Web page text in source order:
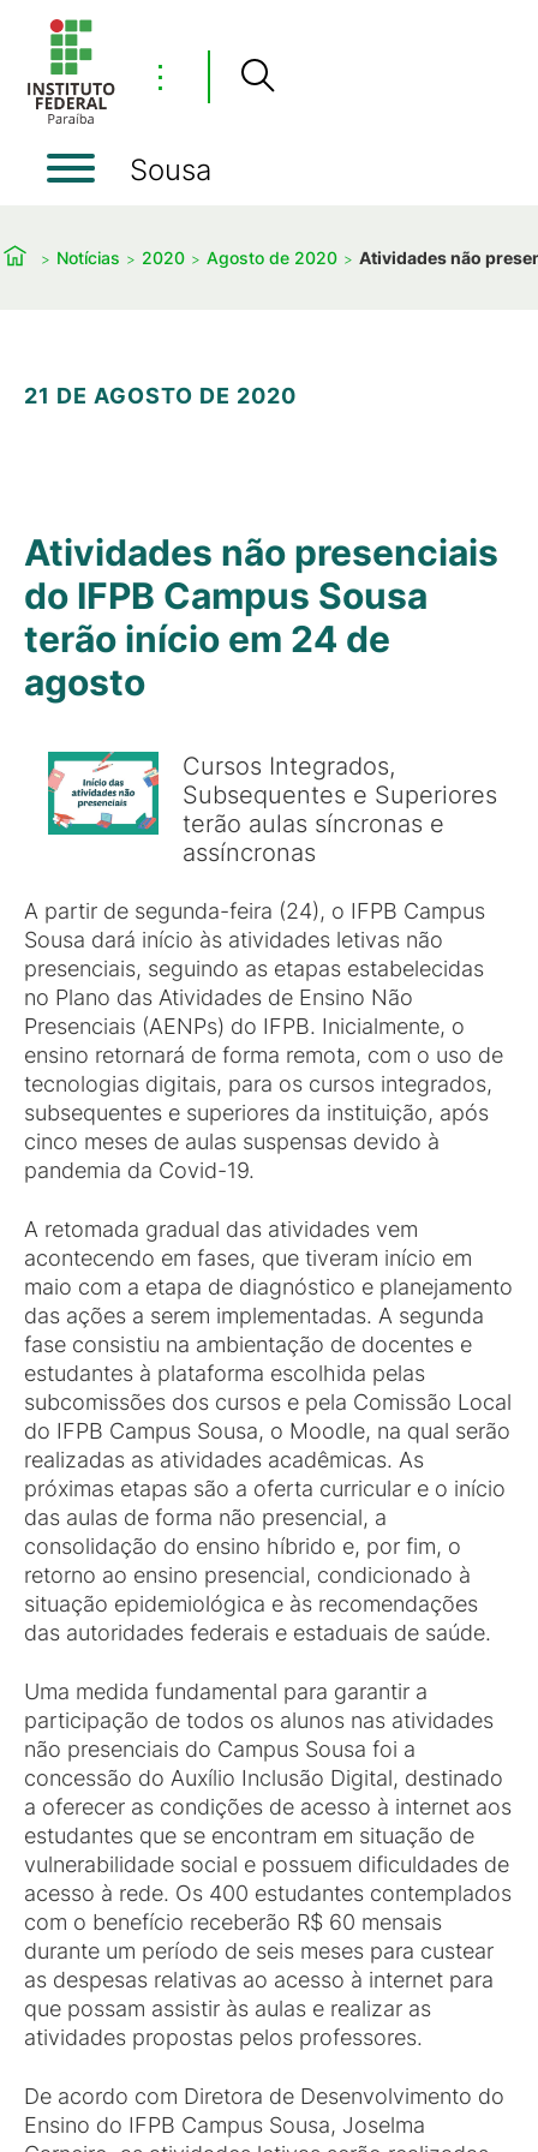
⋮
Sousa
Notícias 2020 Agosto de 2020 Atividades não
21 DE AGOSTO DE 2020
Atividades não presenciais
do IFPB Campus Sousa
terão início em 24 de
agosto
Cursos Integrados,
Subsequentes e Superiores
terão aulas síncronas e
assíncronas
A partir de segunda-feira (24), o IFPB Campus
Sousa dará início às atividades letivas não
presenciais, seguindo as etapas estabelecidas
no Plano das Atividades de Ensino Não
Presenciais (AENPs) do IFPB. Inicialmente, o
ensino retornará de forma remota, com o uso de
tecnologias digitais, para os cursos integrados,
subsequentes e superiores da instituição, após
cinco meses de aulas suspensas devido à
pandemia da Covid-19.
A retomada gradual das atividades vem
acontecendo em fases, que tiveram início em
maio com a etapa de diagnóstico e planejamento
das ações a serem implementadas. A segunda
fase consistiu na ambientação de docentes e
estudantes à plataforma escolhida pelas
subcomissões dos cursos e pela Comissão Local
do IFPB Campus Sousa, o Moodle, na qual serão
realizadas as atividades acadêmicas. As
próximas etapas são a oferta curricular e o início
das aulas de forma não presencial, a
consolidação do ensino híbrido e, por fim, o
retorno ao ensino presencial, condicionado à
situação epidemiológica e às recomendações
das autoridades federais e estaduais de saúde.
Uma medida fundamental para garantir a
participação de todos os alunos nas atividades
não presenciais do Campus Sousa foi a
concessão do Auxílio Inclusão Digital, destinado
a oferecer as condições de acesso à internet aos
estudantes que se encontram em situação de
vulnerabilidade social e possuem dificuldades de
acesso à rede. Os 400 estudantes contemplados
com o benefício receberão R$ 60 mensais
durante um período de seis meses para custear
as despesas relativas ao acesso à internet para
que possam assistir às aulas e realizar as
atividades propostas pelos professores.
De acordo com Diretora de Desenvolvimento do
Ensino do IFPB Campus Sousa, Joselma